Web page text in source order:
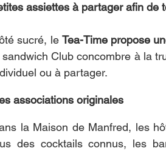
assiettes à partager afin de
sucré, le Tea-Time propose
sandwich Club concombre à la
ou à partager.
associations originales
la Maison de Manfred, les
des cocktails connus, les